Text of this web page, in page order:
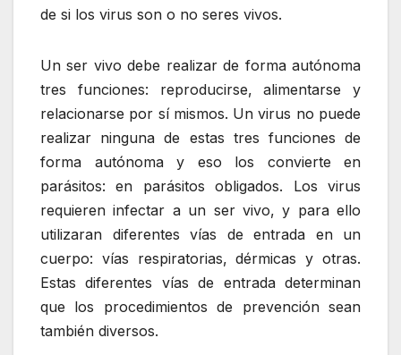
de si los virus son o no seres vivos.
Un ser vivo debe realizar de forma autónoma
tres funciones: reproducirse, alimentarse y
relacionarse por sí mismos. Un virus no puede
realizar ninguna de estas tres funciones de
forma autónoma y eso los convierte en
parásitos: en parásitos obligados. Los virus
requieren infectar a un ser vivo, y para ello
utilizaran diferentes vías de entrada en un
cuerpo: vías respiratorias, dérmicas y otras.
Estas diferentes vías de entrada determinan
que los procedimientos de prevención sean
también diversos.